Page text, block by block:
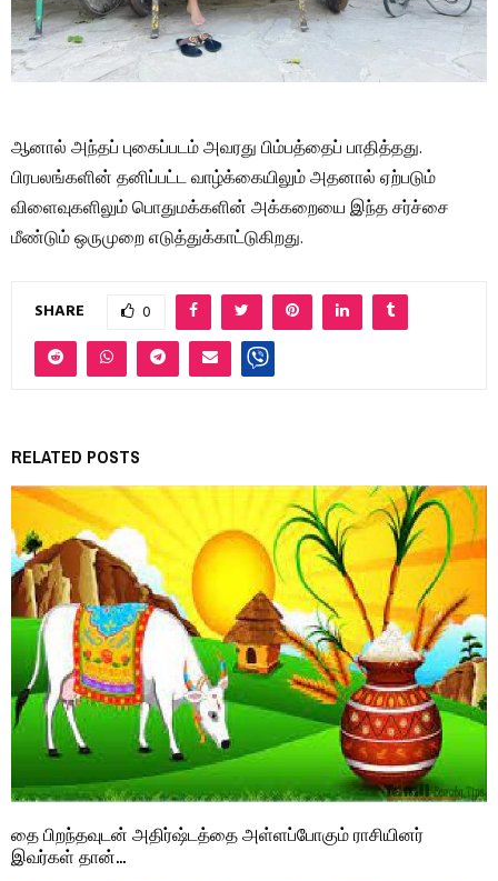
ஆனால் அந்தப் புகைப்படம் அவரது பிம்பத்தைப் பாதித்தது.
பிரபலங்களின் தனிப்பட்ட வாழ்க்கையிலும் அதனால் ஏற்படும்
விளைவுகளிலும் பொதுமக்களின் அக்கறையை இந்த சர்ச்சை
மீண்டும் ஒருமுறை எடுத்துக்காட்டுகிறது.
SHARE 0
RELATED POSTS
தை பிறந்தவுடன் அதிர்ஷ்டத்தை அள்ளப்போகும் ராசியினர்
இவர்கள் தான்…